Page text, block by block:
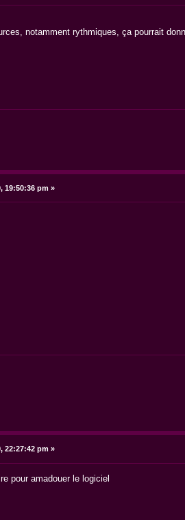
notamment rythmiques, ça pourrait
19:50:36 pm »
22:27:42 pm »
pour amadouer le logiciel